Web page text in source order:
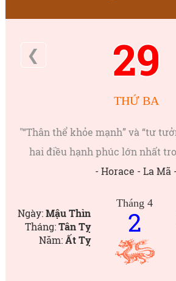
❮ 29
THỨ BA
"“Thân thể khỏe mạnh” và “tư
hai điều hạnh phúc lớn nhất
- Horace - La Mã -
Ngày:Mậu Thìn
Tháng:Tân Tỵ
Năm:Ất Tỵ
Tháng 4
2